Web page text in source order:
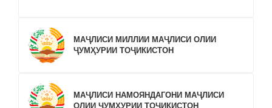
МАҶЛИСИ МИЛЛИИ МАҶЛИСИ ОЛИИ
ҶУМҲУРИИ ТОҶИКИСТОН
МАҶЛИСИ НАМОЯНДАГОНИ МАҶЛИСИ
ОЛИИ ҶУМҲУРИИ ТОҶИКИСТОН